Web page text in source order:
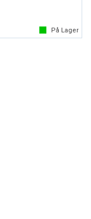
På Lager